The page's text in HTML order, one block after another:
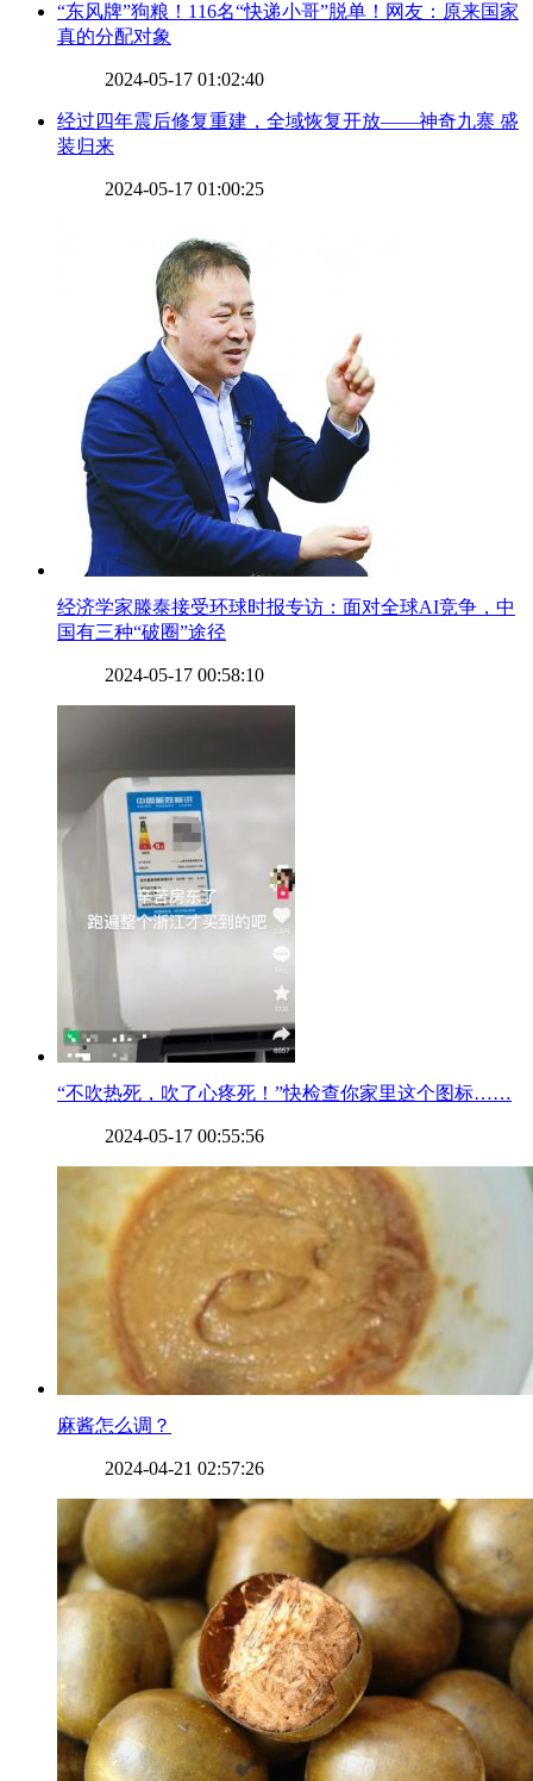
​“东风牌”狗粮！116名“快递小哥”脱单！网友：原来国家
真的分配对象
2024-05-17 01:02:40
​经过四年震后修复重建，全域恢复开放——神奇九寨 盛
装归来
2024-05-17 01:00:25
​经济学家滕泰接受环球时报专访：面对全球AI竞争，中
国有三种“破圈”途径
2024-05-17 00:58:10
​“不吹热死，吹了心疼死！”快检查你家里这个图标……
2024-05-17 00:55:56
​麻酱怎么调？
2024-04-21 02:57:26